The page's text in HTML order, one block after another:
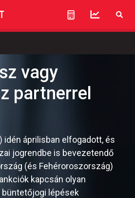
vagy
partnerrel
idén áprilisban elfogadott, és
jogrendbe is bevezetendő
(és Fehéroroszország)
kapcsán olyan
lépések